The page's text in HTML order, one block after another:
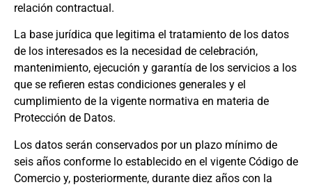
relación contractual.
La base jurídica que legitima el tratamiento de los datos
de los interesados es la necesidad de celebración,
mantenimiento, ejecución y garantía de los servicios a los
que se refieren estas condiciones generales y el
cumplimiento de la vigente normativa en materia de
Protección de Datos.
Los datos serán conservados por un plazo mínimo de
seis años conforme lo establecido en el vigente Código de
Comercio y, posteriormente, durante diez años con la